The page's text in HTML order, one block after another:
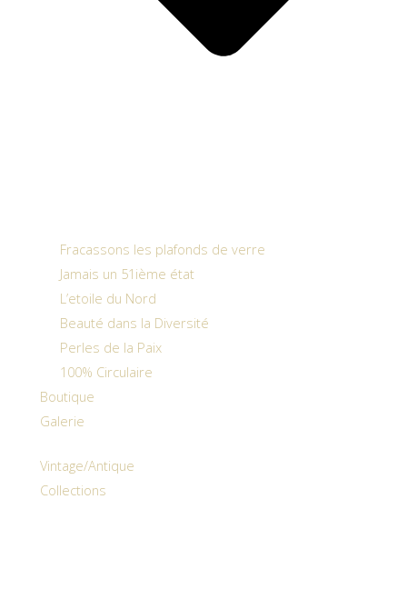
Fracassons les plafonds de verre
Jamais un 51ième état
L’etoile du Nord
Beauté dans la Diversité
Perles de la Paix
100% Circulaire
Boutique
Galerie
Vintage/Antique
Collections